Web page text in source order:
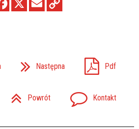
Następna Pdf
Powrót Kontakt